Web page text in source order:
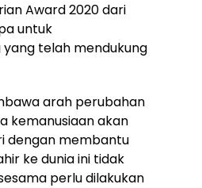
Award 2020 dari
untuk
telah mendukung
arah perubahan
kemanusiaan akan
dengan membantu
ke dunia ini tidak
perlu dilakukan